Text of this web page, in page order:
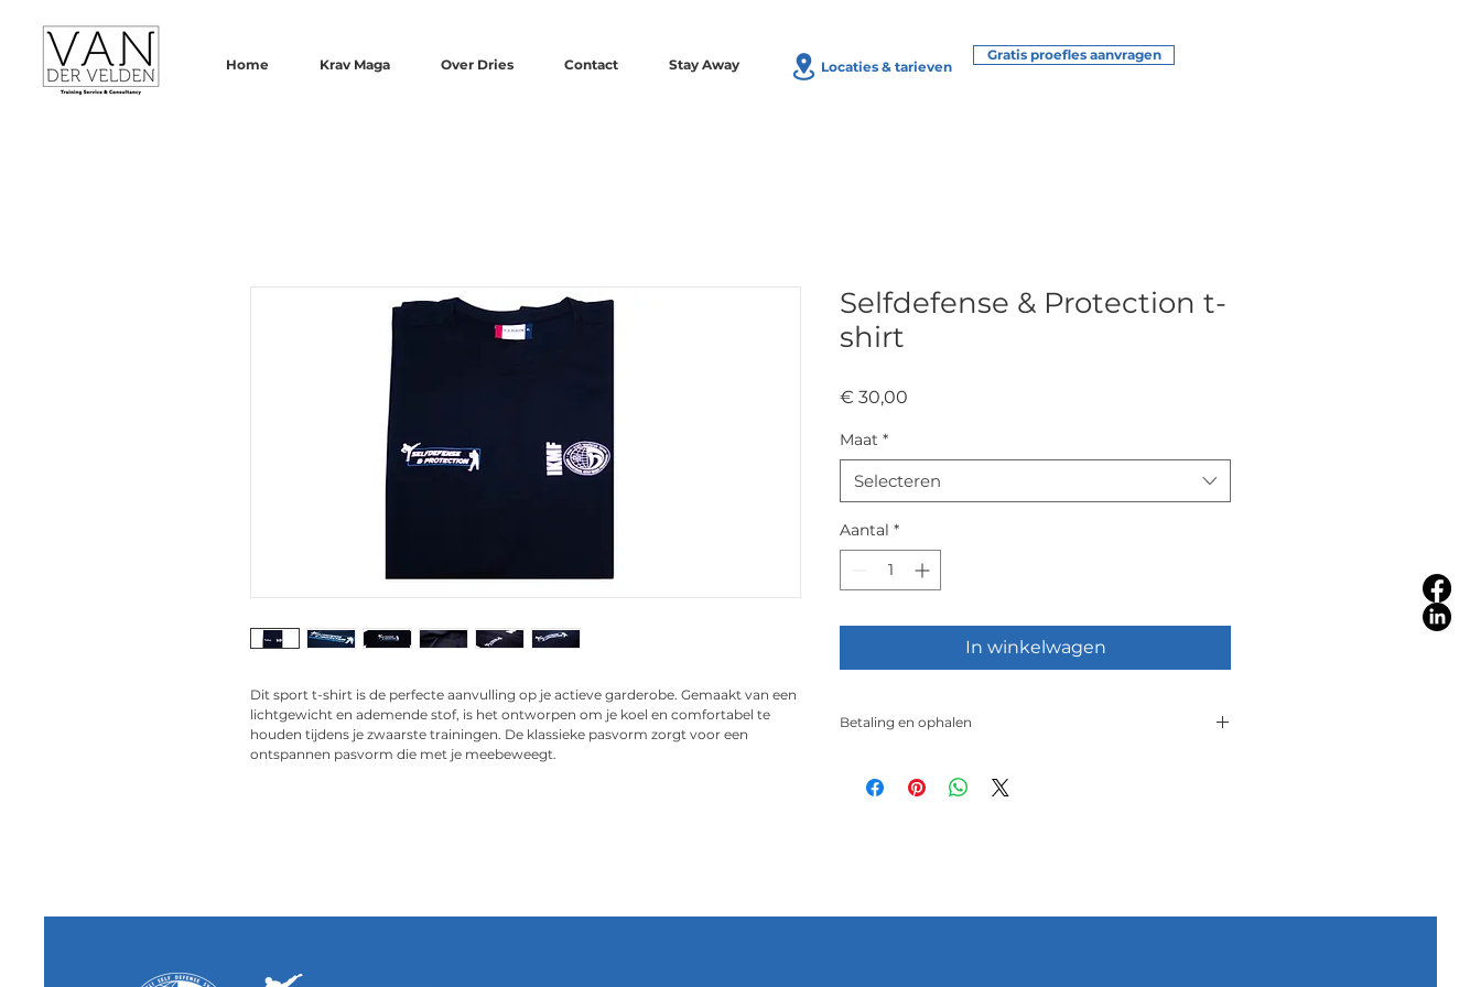
Home Krav Maga Over Dries Contact Stay Away Locaties & tarieven
Gratis proefles aanvragen
Dit sport t-shirt is de perfecte aanvulling op je actieve garderobe. Gemaakt van een
lichtgewicht en ademende stof, is het ontworpen om je koel en comfortabel te
houden tijdens je zwaarste trainingen. De klassieke pasvorm zorgt voor een
ontspannen pasvorm die met je meebeweegt.
Selfdefense & Protection t-
shirt
€ 30,00
Maat *
Selecteren
Aantal *
In winkelwagen
Betaling en ophalen
eerst volgende training in Ede, Barneveld, Putten